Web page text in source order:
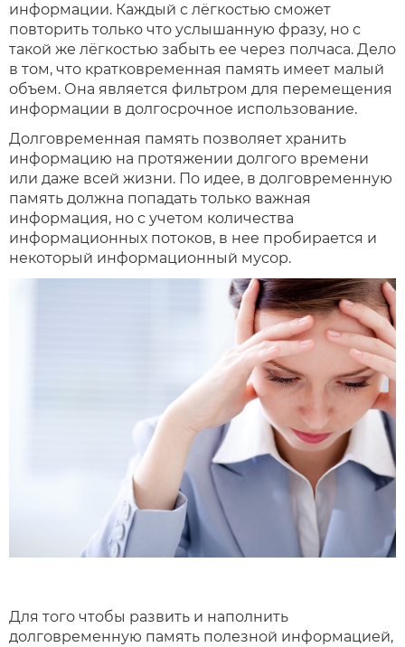
информации. Каждый с лёгкостью сможет
повторить только что услышанную фразу, но с
такой же лёгкостью забыть ее через полчаса. Дело
в том, что кратковременная память имеет малый
объем. Она является фильтром для перемещения
информации в долгосрочное использование.
Долговременная память позволяет хранить
информацию на протяжении долгого времени
или даже всей жизни. По идее, в долговременную
память должна попадать только важная
информация, но с учетом количества
информационных потоков, в нее пробирается и
некоторый информационный мусор.
Для того чтобы развить и наполнить
долговременную память полезной информацией,